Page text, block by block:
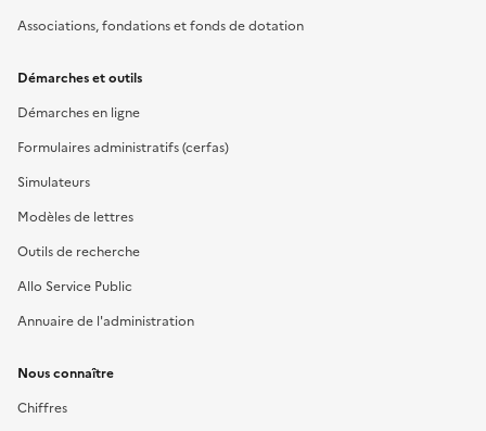
Associations, fondations et fonds de dotation
Démarches et outils
Démarches en ligne
Formulaires administratifs (cerfas)
Simulateurs
Modèles de lettres
Outils de recherche
Allo Service Public
Annuaire de l'administration
Nous connaître
Chiffres